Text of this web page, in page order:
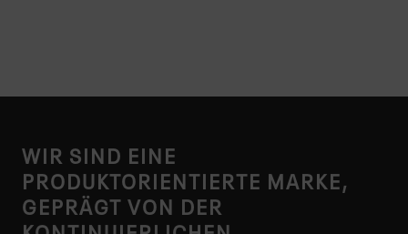
WIR SIND EINE
PRODUKTORIENTIERTE MARKE,
GEPRÄGT VON DER